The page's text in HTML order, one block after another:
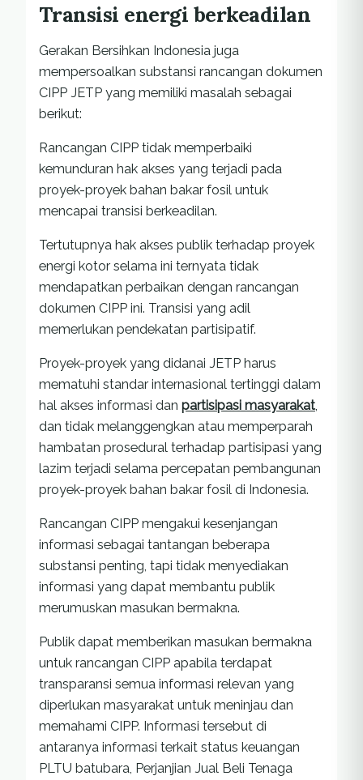
Transisi energi berkeadilan
Gerakan Bersihkan Indonesia juga
mempersoalkan substansi rancangan dokumen
CIPP JETP yang memiliki masalah sebagai
berikut:
Rancangan CIPP tidak memperbaiki
kemunduran hak akses yang terjadi pada
proyek-proyek bahan bakar fosil untuk
mencapai transisi berkeadilan.
Tertutupnya hak akses publik terhadap proyek
energi kotor selama ini ternyata tidak
mendapatkan perbaikan dengan rancangan
dokumen CIPP ini. Transisi yang adil
memerlukan pendekatan partisipatif.
Proyek-proyek yang didanai JETP harus
mematuhi standar internasional tertinggi dalam
hal akses informasi dan partisipasi masyarakat,
dan tidak melanggengkan atau memperparah
hambatan prosedural terhadap partisipasi yang
lazim terjadi selama percepatan pembangunan
proyek-proyek bahan bakar fosil di Indonesia.
Rancangan CIPP mengakui kesenjangan
informasi sebagai tantangan beberapa
substansi penting, tapi tidak menyediakan
informasi yang dapat membantu publik
merumuskan masukan bermakna.
Publik dapat memberikan masukan bermakna
untuk rancangan CIPP apabila terdapat
transparansi semua informasi relevan yang
diperlukan masyarakat untuk meninjau dan
memahami CIPP. Informasi tersebut di
antaranya informasi terkait status keuangan
PLTU batubara, Perjanjian Jual Beli Tenaga